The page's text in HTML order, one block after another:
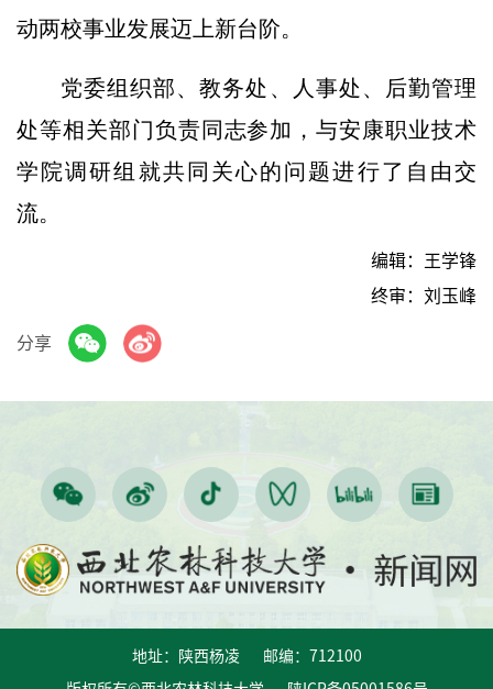
动两校事业发展迈上新台阶。
党委组织部、教务处、人事处、后勤管理
处等相关部门负责同志参加，与安康职业技术
学院调研组就共同关心的问题进行了自由交
流。
编辑：王学锋
终审：刘玉峰
分享
地址：陕西杨凌 邮编：712100